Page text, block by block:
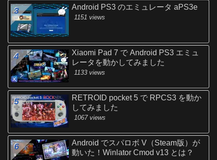
Android PS3 のエミュレータ aPS3e
1151 views
Xiaomi Pad 7 で Android PS3 エミュ
レータを動かしてみました
1133 views
RETROID pocket 5 で RPCS3 を動か
してみました
1067 views
Android でスパロボ V（Steam版）が
動いた！Winlator Cmod v13 とは？